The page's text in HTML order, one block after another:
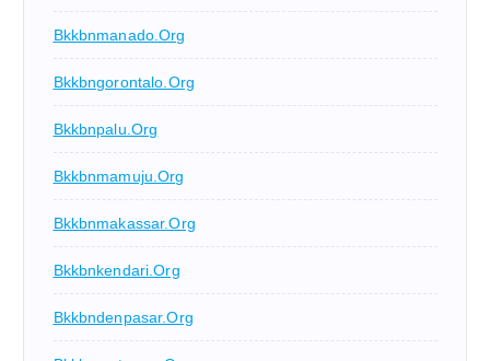
Bkkbnmanado.org
Bkkbngorontalo.org
Bkkbnpalu.org
Bkkbnmamuju.org
Bkkbnmakassar.org
Bkkbnkendari.org
Bkkbndenpasar.org